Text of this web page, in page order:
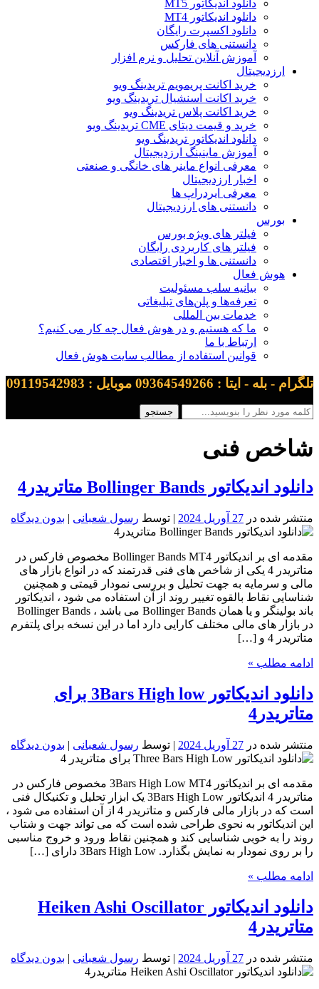
دانلود اندیکاتور MT5
دانلود اندیکاتور MT4
دانلود اکسپرت رایگان
دانستنی های فارکس
آموزش آنلاین تحلیل و نرم افزار
ارزدیجیتال
خرید اکانت پریمویم تریدینگ ویو
خرید اکانت اسنشیال تریدینگ ویو
خرید اکانت پلاس تریدینگ ویو
خرید و قیمت دیتای CME تریدینگ ویو
دانلود اندیکاتور تریدینگ ویو
آموزش ماینینگ ارزدیجیتال
معرفی انواع ماینر های خانگی و صنعتی
اخبار ارزدیجیتال
معرفی ایردراپ ها
دانستنی های ارزدیجیتال
بورس
فیلتر های ویژه بورس
فیلتر های کاربردی رایگان
دانستنی ها و اخبار اقتصادی
هوش فعال
بیانیه سلب مسئولیت
تعرفه‌ها و پلن‌های تبلیغاتی
خدمات بین المللی
ما که هستیم و در هوش فعال چه کار می کنیم؟
ارتباط با ما
قوانین استفاده از مطالب سایت هوش فعال
تلگرام - بله - ایتا : 09364549266 موبایل : 09119542983
شاخص فنی
دانلود اندیکاتور Bollinger Bands متاتریدر4
منتشر شده در 27 آوریل 2024 | توسط رسول شعبانی | بدون دیدگاه
مقدمه ای بر اندیکاتور Bollinger Bands MT4 مخصوص فارکس در
متاتریدر 4 یکی از شاخص های فنی قدرتمند که در انواع بازار های
مالی و سرمایه به جهت تحلیل و بررسی نمودار قیمتی و همچنین
شناسایی نقاط بالقوه تغییر روند از آن استفاده می شود ، اندیکاتور
باند بولینگر و یا همان Bollinger Bands می باشد ، Bollinger Bands
در بازار های مالی مختلف کارایی دارد اما در این نسخه برای پلتفرم
متاتریدر 4 و […]
ادامه مطلب »
دانلود اندیکاتور 3Bars High low برای
متاتریدر4
منتشر شده در 27 آوریل 2024 | توسط رسول شعبانی | بدون دیدگاه
مقدمه ای بر اندیکاتور 3Bars High Low MT4 مخصوص فارکس در
متاتریدر 4 اندیکاتور 3Bars High Low یک ابزار تحلیل و تکنیکال فنی
است که در بازار مالی فارکس و متاتریدر 4 از آن استفاده می شود ،
این اندیکاتور به نحوی طراحی شده است که می تواند جهت و شتاب
روند را به خوبی شناسایی کند و همچنین نقاط ورود و خروج مناسبی
را بر روی نمودار به نمایش بگذارد. 3Bars High Low دارای […]
ادامه مطلب »
دانلود اندیکاتور Heiken Ashi Oscillator
متاتریدر4
منتشر شده در 27 آوریل 2024 | توسط رسول شعبانی | بدون دیدگاه